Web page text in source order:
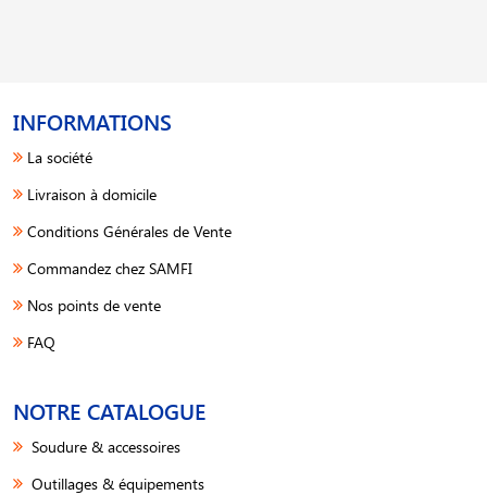
INFORMATIONS
La société
Livraison à domicile
Conditions Générales de Vente
Commandez chez SAMFI
Nos points de vente
FAQ
NOTRE CATALOGUE
Soudure & accessoires
Outillages & équipements